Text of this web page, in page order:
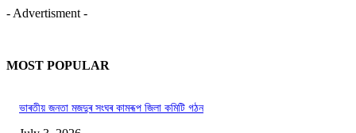
- Advertisment -
MOST POPULAR
ভাৰতীয় জনতা মজদুৰ সংঘৰ কামৰূপ জিলা কমিটি গঠন